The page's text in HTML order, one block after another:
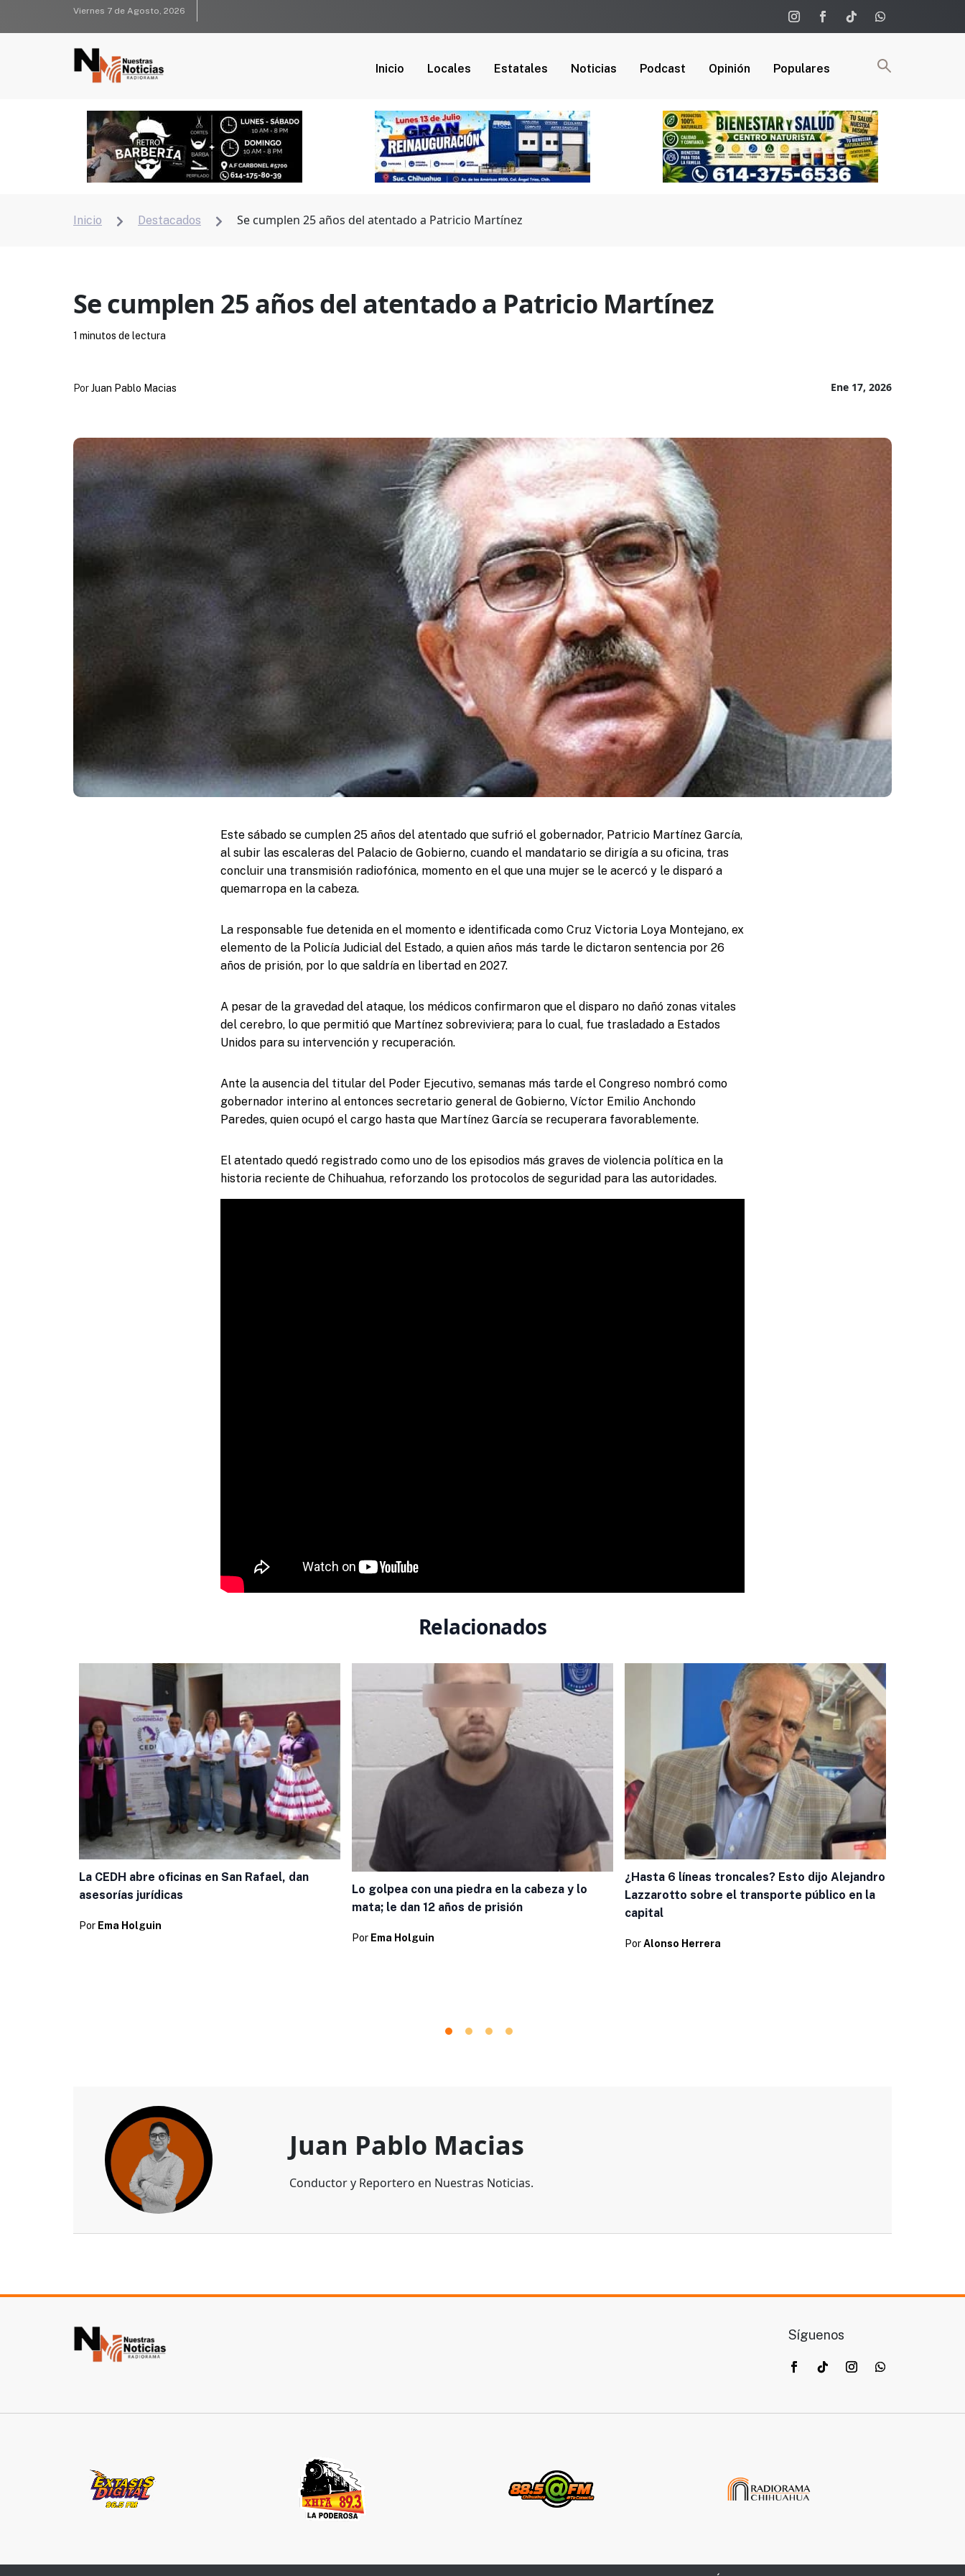
Viernes 7 de Agosto, 2026
Inicio Locales Estatales Noticias Podcast Opinión Populares
Inicio  Destacados  Se cumplen 25 años del atentado a Patricio Martínez
Se cumplen 25 años del atentado a Patricio Martínez
Ene 17, 2026
PorJuan Pablo Macias
1 minutos de lectura
Este sábado se cumplen 25 años del atentado que sufrió el gobernador, Patricio Martínez García,
al subir las escaleras del Palacio de Gobierno, cuando el mandatario se dirigía a su oficina, tras
concluir una transmisión radiofónica, momento en el que una mujer se le acercó y le disparó a
quemarropa en la cabeza.
La responsable fue detenida en el momento e identificada como Cruz Victoria Loya Montejano, ex
elemento de la Policía Judicial del Estado, a quien años más tarde le dictaron sentencia por 26
años de prisión, por lo que saldría en libertad en 2027.
A pesar de la gravedad del ataque, los médicos confirmaron que el disparo no dañó zonas vitales
del cerebro, lo que permitió que Martínez sobreviviera; para lo cual, fue trasladado a Estados
Unidos para su intervención y recuperación.
Ante la ausencia del titular del Poder Ejecutivo, semanas más tarde el Congreso nombró como
gobernador interino al entonces secretario general de Gobierno, Víctor Emilio Anchondo
Paredes, quien ocupó el cargo hasta que Martínez García se recuperara favorablemente.
El atentado quedó registrado como uno de los episodios más graves de violencia política en la
historia reciente de Chihuahua, reforzando los protocolos de seguridad para las autoridades.
Relacionados
La CEDH abre oficinas en San Rafael, dan
asesorías jurídicas
Por Ema Holguin
Lo golpea con una piedra en la cabeza y lo
mata; le dan 12 años de prisión
Por Ema Holguin
¿Hasta 6 líneas troncales? Esto dijo Alejandro
Lazzarotto sobre el transporte público en la
capital
PorAlonso Herrera
Juan Pablo Macias
Conductor y Reportero en Nuestras Noticias.
Síguenos